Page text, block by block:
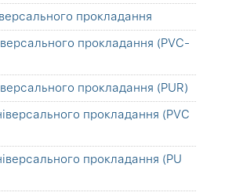
прокладання
прокладання (PVC-
прокладання (PUR)
прокладання (PVC
прокладання (PU